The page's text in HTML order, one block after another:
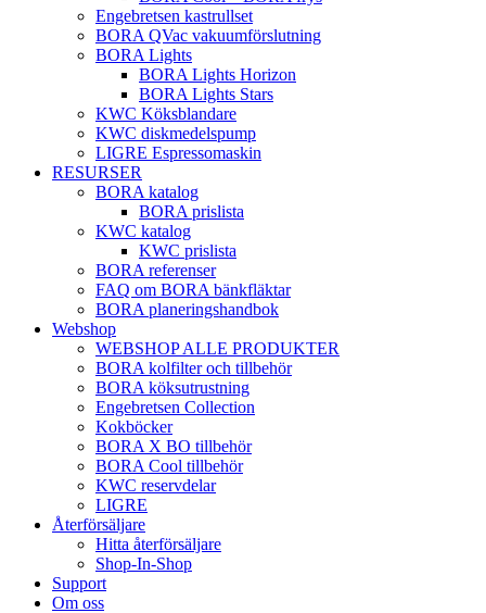
Engebretsen kastrullset
BORA QVac vakuumförslutning
BORA Lights
BORA Lights Horizon
BORA Lights Stars
KWC Köksblandare
KWC diskmedelspump
LIGRE Espressomaskin
RESURSER
BORA katalog
BORA prislista
KWC katalog
KWC prislista
BORA referenser
FAQ om BORA bänkfläktar
BORA planeringshandbok
Webshop
WEBSHOP ALLE PRODUKTER
BORA kolfilter och tillbehör
BORA köksutrustning
Engebretsen Collection
Kokböcker
BORA X BO tillbehör
BORA Cool tillbehör
KWC reservdelar
LIGRE
Återförsäljare
Hitta återförsäljare
Shop-In-Shop
Support
Om oss